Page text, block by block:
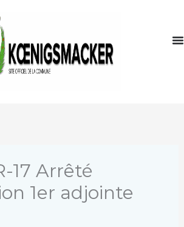
17 Arrêté
1er adjointe